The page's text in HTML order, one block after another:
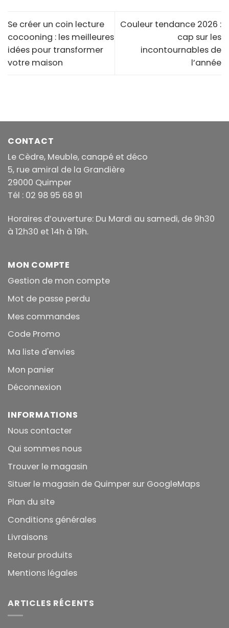
Se créer un coin lecture
cocooning : les meilleures
idées pour transformer
votre maison
Couleur tendance 2026 :
cap sur les
incontournables de
l’année
CONTACT
Le Cèdre, Meuble, canapé et déco
5, rue amiral de la Grandière
29000 Quimper
Tél : 02 98 95 68 91
Horaires d’ouverture: Du Mardi au samedi, de 9h30
à 12h30 et 14h à 19h.
MON COMPTE
Gestion de mon compte
Mot de passe perdu
Mes commandes
Code Promo
Ma liste d'envies
Mon panier
Déconnexion
INFORMATIONS
Nous contacter
Qui sommes nous
Trouver le magasin
Situer le magasin de Quimper sur GoogleMaps
Plan du site
Conditions générales
Livraisons
Retour produits
Mentions légales
ARTICLES RÉCENTS